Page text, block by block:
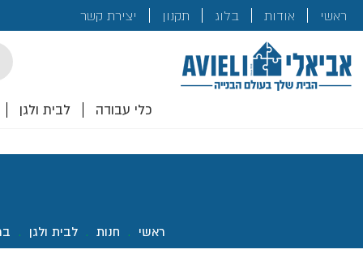
ראשי אודות בלוג תקנון יצירת קשרלכם!
כלי עבודה לבית ולגן
ראשי . חנות . לבית ולגן .